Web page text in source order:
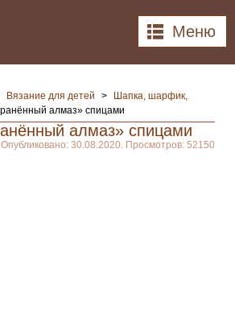
Меню
Вязание для детей >
Шапка, шарфик,
алмаз» спицами
алмаз» спицами
Опубликовано: 30.08.2020. Просмотров: 52150